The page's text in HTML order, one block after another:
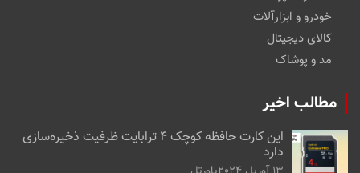
خودرو و ابزارآلات
کالای دیجیتال
مد و پوشاک
مطالب اخیر
این کارت حافظه کوچک ۴ ترابایت ظرفیت ذخیره‌سازی
دارد